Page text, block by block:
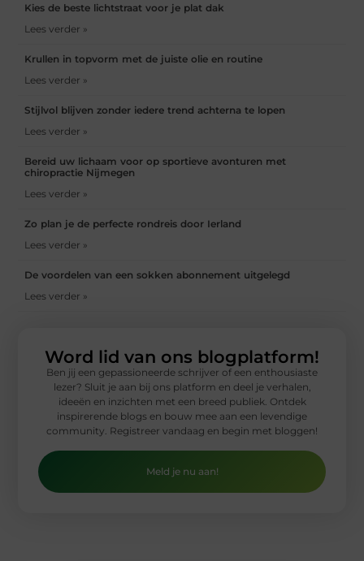
Kies de beste lichtstraat voor je plat dak
Lees verder »
Krullen in topvorm met de juiste olie en routine
Lees verder »
Stijlvol blijven zonder iedere trend achterna te lopen
Lees verder »
Bereid uw lichaam voor op sportieve avonturen met
chiropractie Nijmegen
Lees verder »
Zo plan je de perfecte rondreis door Ierland
Lees verder »
De voordelen van een sokken abonnement uitgelegd
Lees verder »
Word lid van ons blogplatform!
Ben jij een gepassioneerde schrijver of een enthousiaste
lezer? Sluit je aan bij ons platform en deel je verhalen,
ideeën en inzichten met een breed publiek. Ontdek
inspirerende blogs en bouw mee aan een levendige
community. Registreer vandaag en begin met bloggen!
Meld je nu aan!